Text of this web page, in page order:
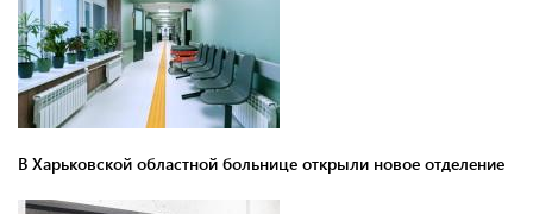
В Харьковской областной больнице открыли новое отделение